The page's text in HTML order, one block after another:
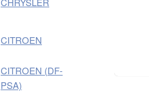
CITROEN
CITROEN (DF-
PSA)